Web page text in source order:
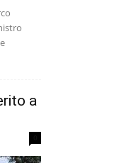
a